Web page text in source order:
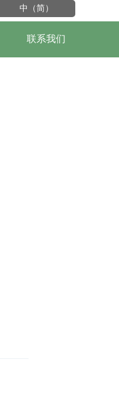
联系我们
中（简）